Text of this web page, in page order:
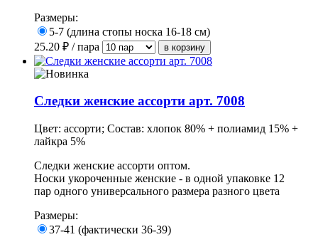
Размеры:
5-7 (длина стопы носка 16-18 см)
25.20 ₽ / пара
Следки женские ассорти арт. 7008
Цвет: ассорти; Состав: хлопок 80% + полиамид 15% +
лайкра 5%
Следки женские ассорти оптом.
Носки укороченные женские - в одной упаковке 12
пар одного универсального размера разного цвета
Размеры:
37-41 (фактически 36-39)